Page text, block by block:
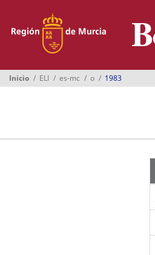
Boletines
Ayuntamientos
Inicio ELI es-mc o 1983